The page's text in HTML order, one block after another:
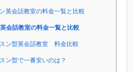
英会話教室の料金一覧と比較
会話教室の料金一覧と比較
ン型英会話教室 料金比較
ン型で一番安いのは？